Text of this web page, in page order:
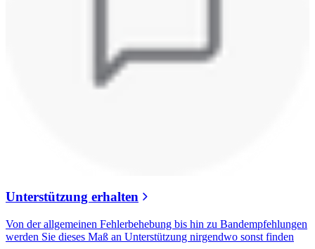
Unterstützung erhalten
Von der allgemeinen Fehlerbehebung bis hin zu Bandempfehlungen
werden Sie dieses Maß an Unterstützung nirgendwo sonst finden